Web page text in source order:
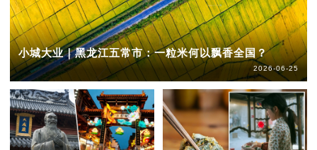
小城大业｜黑龙江五常市：一粒米何以飘香全国？
2026-06-25